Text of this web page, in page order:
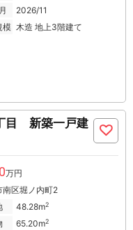
2026/11
模 木造 地上3階建て
目 新築一戸建
万円
南区堀ノ内町2
48.28m2
65.20m2